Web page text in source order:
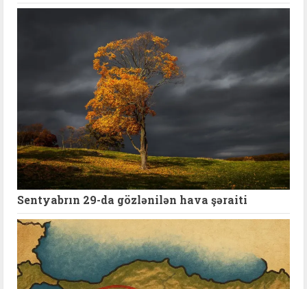
Sentyabrın 29-da gözlənilən hava şəraiti